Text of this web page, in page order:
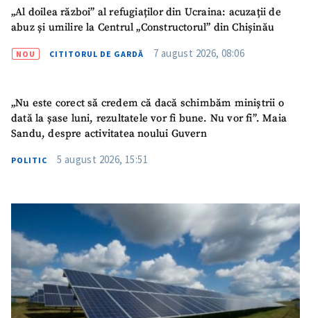
„Al doilea război” al refugiaților din Ucraina: acuzații de
abuz și umilire la Centrul „Constructorul” din Chișinău
NOU CITITORUL DE GARDĂ 7 august 2026, 08:06
„Nu este corect să credem că dacă schimbăm miniștrii o
dată la șase luni, rezultatele vor fi bune. Nu vor fi”. Maia
Sandu, despre activitatea noului Guvern
POLITIC 5 august 2026, 15:51
Nume+ Numele meu
Email+ Emailul meu
Am citit și sunt de
confidențialitate.